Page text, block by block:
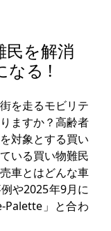
問い合わせ
民を解消
なる !
を走るモビリテ
ますか？高齢者
対象とする買い
いる買い物難民
車とはどんな車
や2025年9月に
Palette」と合わ